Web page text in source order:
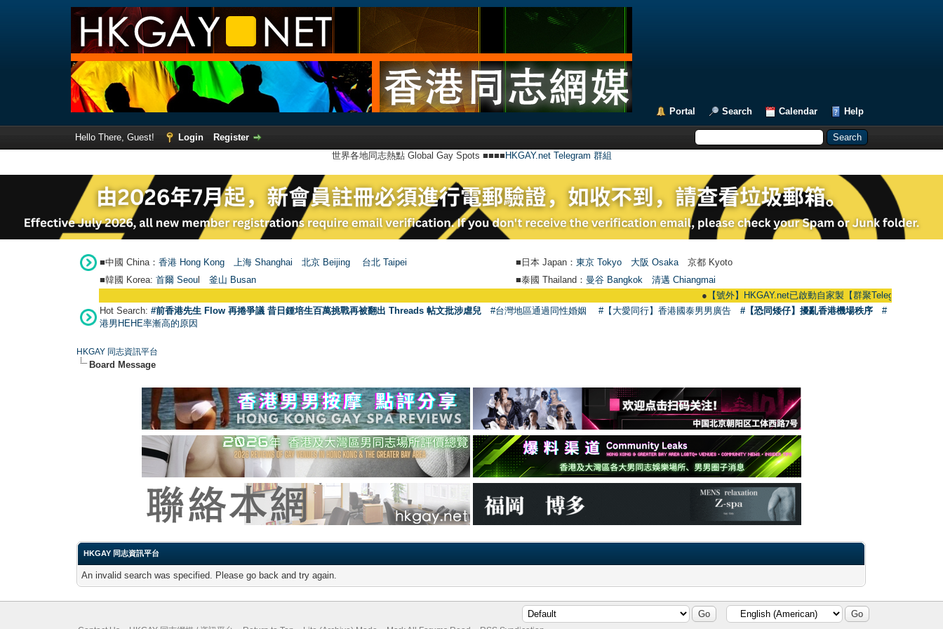
Portal Search Calendar Help
Hello There, Guest! Login
Register
世界各地同志熱點 Global Gay Spots ■■■■ HKGAY.net Telegram 群組
■中國 China： 香港 Hong Kong 上海 Shanghai 北京 Beijing 台北 Taipei ■日本 Japan： 東京 Tokyo 大阪 Osaka 京都 Kyoto
■韓國 Korea: 首爾 Seou 釜山 Busan ■泰國 Thailand： 曼谷 Bangkok
清邁 Chiangmai
【號外】HKGAY.net已啟動自家製【群聚Telegram群組】
Hot Search: #前香港先生 Flow 再捲爭議 昔日鍾培生百萬挑戰再被翻出 Threads 帖文批涉虐兒 #台灣地區通過同性婚姻 #【大愛同行】香港國泰男男廣告 #【恐同矮仔】擾亂香港機場秩序
#
港男HEHE率漸高的原因
HKGAY 同志資訊平台
Board Message
HKGAY 同志資訊平台
An invalid search was specified. Please go back and try again.